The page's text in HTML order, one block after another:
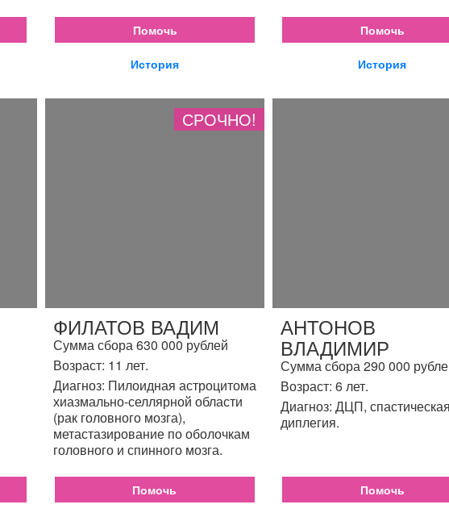
Помочь
История
Помочь
История
СРОЧНО!
ФИЛАТОВ ВАДИМ
Сумма сбора 630 000 рублей
Возраст: 11 лет.
Диагноз: Пилоидная астроцитома
хиазмально-селлярной области
(рак головного мозга),
метастазирование по оболочкам
головного и спинного мозга.
Помочь
АНТОНОВ
ВЛАДИМИР
Сумма сбора 290 000
Возраст: 6 лет.
Диагноз: ДЦП, спастическая
диплегия.
Помочь